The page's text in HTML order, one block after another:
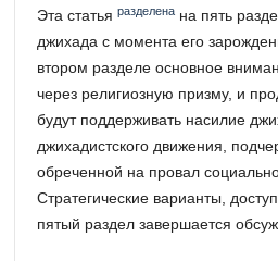
Эта статья разделенана пять
джихада с момента его
втором разделе основное
через религиозную призму, и
будут поддерживать насилие
джихадистского движения,
обреченной на провал
Стратегические варианты,
пятый раздел завершается